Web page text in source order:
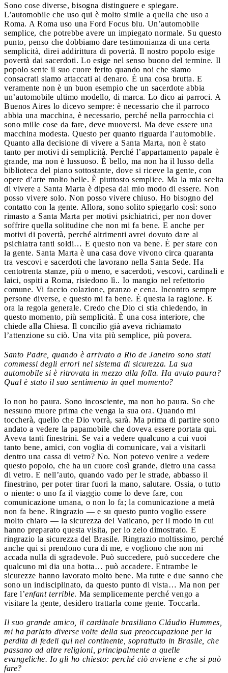
Sono cose diverse, bisogna distinguere e spiegare.
L’automobile che uso qui è molto simile a quella che uso a
Roma. A Roma uso una Ford Focus blu. Un’automobile
semplice, che potrebbe avere un impiegato normale. Su questo
punto, penso che dobbiamo dare testimonianza di una certa
semplicità, direi addirittura di povertà. Il nostro popolo esige
povertà dai sacerdoti. Lo esige nel senso buono del termine. Il
popolo sente il suo cuore ferito quando noi che siamo
consacrati siamo attaccati al denaro. È una cosa brutta. E
veramente non è un buon esempio che un sacerdote abbia
un’automobile ultimo modello, di marca. Lo dico ai parroci. A
Buenos Aires lo dicevo sempre: è necessario che il parroco
abbia una macchina, è necessario, perché nella parrocchia ci
sono mille cose da fare, deve muoversi. Ma deve essere una
macchina modesta. Questo per quanto riguarda l’automobile.
Quanto alla decisione di vivere a Santa Marta, non è stato
tanto per motivi di semplicità. Perché l’appartamento papale è
grande, ma non è lussuoso. È bello, ma non ha il lusso della
biblioteca del piano sottostante, dove si riceve la gente, con
opere d’arte molto belle. È piuttosto semplice. Ma la mia scelta
di vivere a Santa Marta è dipesa dal mio modo di essere. Non
posso vivere solo. Non posso vivere chiuso. Ho bisogno del
contatto con la gente. Allora, sono solito spiegarlo così: sono
rimasto a Santa Marta per motivi psichiatrici, per non dover
soffrire quella solitudine che non mi fa bene. E anche per
motivi di povertà, perché altrimenti avrei dovuto dare al
psichiatra tanti soldi… E questo non va bene. È per stare con
la gente. Santa Marta è una casa dove vivono circa quaranta
tra vescovi e sacerdoti che lavorano nella Santa Sede. Ha
centotrenta stanze, più o meno, e sacerdoti, vescovi, cardinali e
laici, ospiti a Roma, risiedono lì.. Io mangio nel refettorio
comune. Vi faccio colazione, pranzo e cena. Incontro sempre
persone diverse, e questo mi fa bene. È questa la ragione. E
ora la regola generale. Credo che Dio ci stia chiedendo, in
questo momento, più semplicità. È una cosa interiore, che
chiede alla Chiesa. Il concilio già aveva richiamato
l’attenzione su ciò. Una vita più semplice, più povera.
Santo Padre, quando è arrivato a Rio de Janeiro sono stati
commessi degli errori nel sistema di sicurezza. La sua
automobile si è ritrovata in mezzo alla folla. Ha avuto paura?
Qual è stato il suo sentimento in quel momento?
Io non ho paura. Sono incosciente, ma non ho paura. So che
nessuno muore prima che venga la sua ora. Quando mi
toccherà, quello che Dio vorrà, sarà. Ma prima di partire sono
andato a vedere la papamobile che doveva essere portata qui.
Aveva tanti finestrini. Se vai a vedere qualcuno a cui vuoi
tanto bene, amici, con voglia di comunicare, vai a visitarli
dentro una cassa di vetro? No. Non potevo venire a vedere
questo popolo, che ha un cuore così grande, dietro una cassa
di vetro. E nell’auto, quando vado per le strade, abbasso il
finestrino, per poter tirar fuori la mano, salutare. Ossia, o tutto
o niente: o uno fa il viaggio come lo deve fare, con
comunicazione umana, o non lo fa; la comunicazione a metà
non fa bene. Ringrazio — e su questo punto voglio essere
molto chiaro — la sicurezza del Vaticano, per il modo in cui
hanno preparato questa visita, per lo zelo dimostrato. E
ringrazio la sicurezza del Brasile. Ringrazio moltissimo, perché
anche qui si prendono cura di me, e vogliono che non mi
accada nulla di sgradevole. Può succedere, può succedere che
qualcuno mi dia una botta… può accadere. Entrambe le
sicurezze hanno lavorato molto bene. Ma tutte e due sanno che
sono un indisciplinato, da questo punto di vista… Ma non per
fare l’enfant terrible. Ma semplicemente perché vengo a
visitare la gente, desidero trattarla come gente. Toccarla.
Il suo grande amico, il cardinale brasiliano Cláudio Hummes,
mi ha parlato diverse volte della sua preoccupazione per la
perdita di fedeli qui nel continente, soprattutto in Brasile, che
passano ad altre religioni, principalmente a quelle
evangeliche. Io gli ho chiesto: perché ciò avviene e che si può
fare?